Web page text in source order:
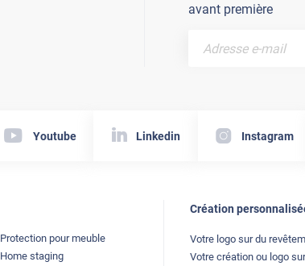
avant première
Youtube Linkedin Instagram
Protection pour meuble
Home staging
Création
Votre logo sur du
Votre création ou logo